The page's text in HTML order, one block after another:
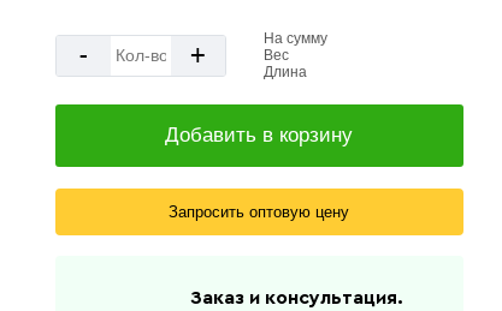
- +
На сумму
Вес
Длина
Добавить в корзину
Запросить оптовую цену
Заказ и консультация.